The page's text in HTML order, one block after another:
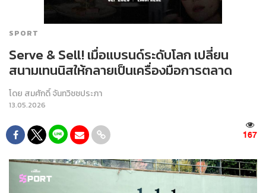
SPORT
Serve & Sell! เมื่อแบรนด์ระดับโลก เปลี่ยน
สนามเทนนิสให้กลายเป็นเครื่องมือการตลาด
โดย สมศักดิ์ จันทวิชชประภา
13.05.2026
167